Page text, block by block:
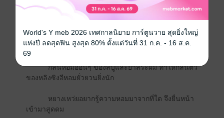
"อย่าเข้ามา"หลิงซิงอีรีบถอยหลัง จนทำสะดุดเท้า
ทันใดนั้น หยางเหว่ยรีบรับร่างของนางไว้อย่างไว
กลิ่นหอมอ่อนๆ ของสบู่และยาสระผม ทำให้กลิ่นตัว
ของหลิงซิงอีหอมยั่วยวนยิ่งนัก
หยางเหว่ยอยากรู้ความหอมมาจากที่ใด จึงยื่นหน้า
เข้ามาสูดดม
World's Y meb 2026 เทศกาลนิยาย การ์ตูนวาย สุดยิ่งใหญ่
แห่งปี ลดสุดฟิน สูงสุด 80% ตั้งแต่วันที่ 31 ก.ค. - 16 ส.ค.
69